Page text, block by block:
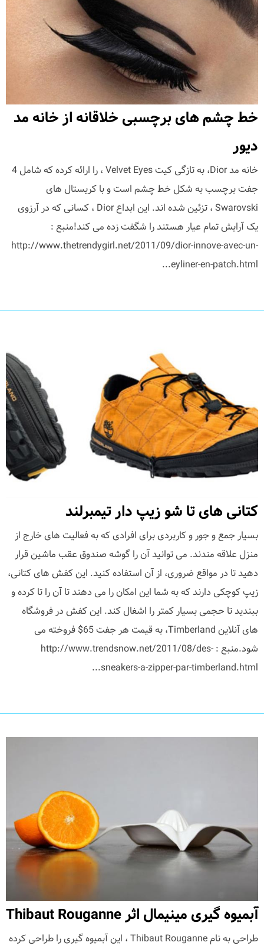
خط چشم های برچسبی خلاقانه از خانه مد
دیور
خانه مد Dior، به تازگی کیت Velvet Eyes ، را ارائه کرده که شامل 4
جفت برچسب به شکل خط چشم است و با کریستال های
Swarovski ، تزئین شده اند. این ابداع Dior ، کسانی که در آرزوی
یک آرایش تمام عیار هستند را شگفت زده می کند!منبع :
http://www.thetrendygirl.net/2011/09/dior-innove-avec-un-
eyliner-en-patch.html...
کتانی های تا شو زیپ دار تیمبرلند
بسیار جمع و جور و کاربردی برای افرادی که به فعالیت های خارج از
منزل علاقه مندند. می توانید آن را گوشه صندوق عقب ماشین قرار
دهید تا در مواقع ضروری، از آن استفاده کنید. این کفش های کتانی،
زیپ کوچکی دارند که به شما این امکان را می دهند تا آن را تا کرده و
ببندید تا حجمی بسیار کمتر را اشغال کند. این کفش در فروشگاه
های آنلاین Timberland، به قیمت هر جفت 65$ فروخته می
شود.منبع : http://www.trendsnow.net/2011/08/des-
sneakers-a-zipper-par-timberland.html...
آبمیوه گیری مینیمال اثر Thibaut Rouganne
طراحی به نام Thibaut Rouganne ، این آبمیوه گیری را طراحی کرده